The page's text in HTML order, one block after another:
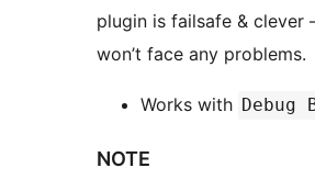
plugin is failsafe & clever
won’t face any problems.
Works with Debug
NOTE